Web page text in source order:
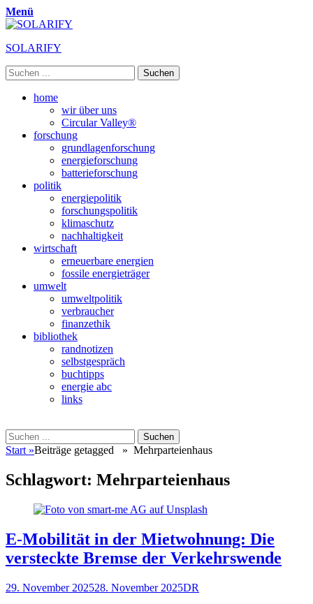
Menü
SOLARIFY
Suchen
nach:
Primäres
Zum
home
wir über uns
Circular Valley®
forschung
grundlagenforschung
energieforschung
batterieforschung
politik
energiepolitik
forschungspolitik
klimaschutz
nachhaltigkeit
wirtschaft
erneuerbare energien
fossile energieträger
umwelt
umweltpolitik
verbraucher
finanzethik
bibliothek
randnotizen
selbstgespräch
buchtipps
energie abc
links
Suchen
Suchen
nach:
Start »Beiträge getagged » Mehrparteienhaus
Schlagwort: Mehrparteienhaus
E-Mobilität in der Mietwohnung: Die
versteckte Bremse der Verkehrswende
Veröffentlicht
29. November 202528. November 2025Autor
DR